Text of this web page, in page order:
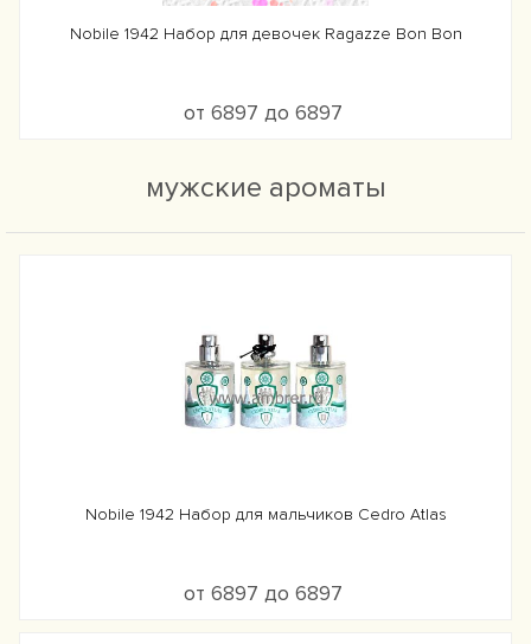
Nobile 1942 Набор для девочек Ragazze Bon Bon
от 6897 до 6897
мужские ароматы
Nobile 1942 Набор для мальчиков Cedro Atlas
от 6897 до 6897